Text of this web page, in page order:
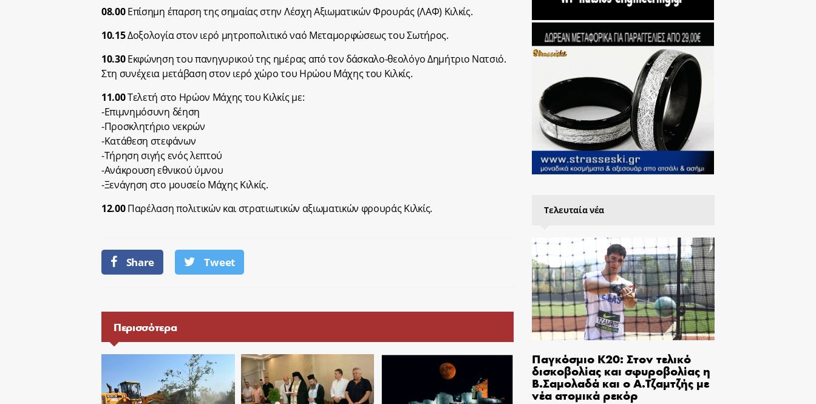
08.00Επίσημη έπαρση της σημαίας στην Λέσχη Αξιωματικών Φρουράς (ΛΑΦ) Κιλκίς.
10.15Δοξολογία στον ιερό μητροπολιτικό ναό Μεταμορφώσεως του Σωτήρος.
10.30Εκφώνηση του πανηγυρικού της ημέρας από τον δάσκαλο-θεολόγο Δημήτριο Νατσιό.
Στη συνέχεια μετάβαση στον ιερό χώρο του Ηρώου Μάχης του Κιλκίς.
11.00Τελετή στο Ηρώον Μάχης του Κιλκίς με:
-Επιμνημόσυνη δέηση
-Προσκλητήριο νεκρών
-Κατάθεση στεφάνων
-Τήρηση σιγής ενός λεπτού
-Ανάκρουση εθνικού ύμνου
-Ξενάγηση στο μουσείο Μάχης Κιλκίς.
12.00Παρέλαση πολιτικών και στρατιωτικών αξιωματικών φρουράς Κιλκίς.
Share Tweet
Περισσότερα
Τελευταία νέα
Παγκόσμιο Κ20: Στον τελικό
δισκοβολίας και σφυροβολίας η
Β.Σαμολαδά και ο Α.Τζαμτζής με
νέα ατομικά ρεκόρ